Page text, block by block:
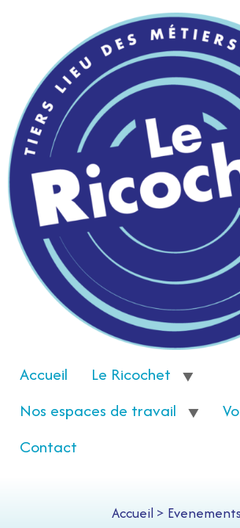
Accueil
Le Ricochet
Nos espaces de travail
Contact
Accueil> Evenements